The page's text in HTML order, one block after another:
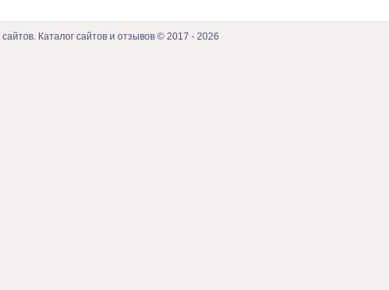
Каталог сайтов и отзывов © 2017 - 2026